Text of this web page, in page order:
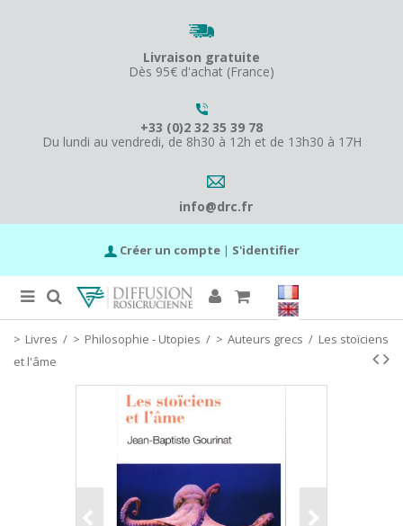
Livraison gratuite
Dès 95€ d'achat (France)
+33 (0)2 32 35 39 78
Du lundi au vendredi, de 8h30 à 12h et de 13h30 à 17H
info@drc.fr
Créer un compte | S'identifier
Livres / Philosophie - Utopies / Auteurs grecs / Les stoïciens
et l'âme